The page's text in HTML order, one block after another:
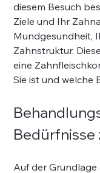
diesem Besuch
Ziele und Ihr
Mundgesundheit,
Zahnstruktur.
eine
Sie ist und welche
Auf der